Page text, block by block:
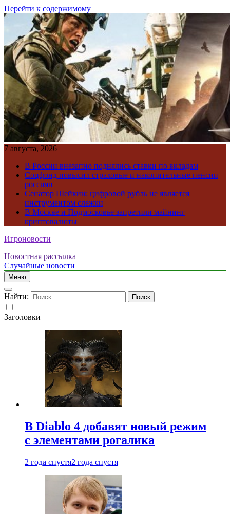
Перейти к содержимому
7 августа, 2026
В России внезапно поднялись ставки по вкладам
Соцфонд повысил страховые и накопительные пенсии
россиян
Сенатор Шейкин: цифровой рубль не является
инструментом слежки
В Москве и Подмосковье запретили майнинг
криптовалюты
Игроновости
Новостная рассылка
Случайные новости
Меню
Найти:
Заголовки
В Diablo 4 добавят новый режим
с элементами рогалика
2 года спустя2 года спустя